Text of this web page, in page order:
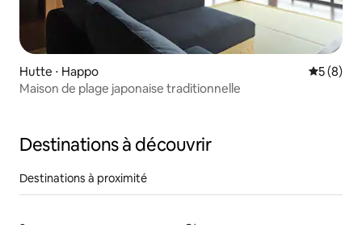
Hutte ⋅ Happo
5 (8)
Maison de plage japonaise traditionnelle
Destinations à découvrir
Destinations à proximité